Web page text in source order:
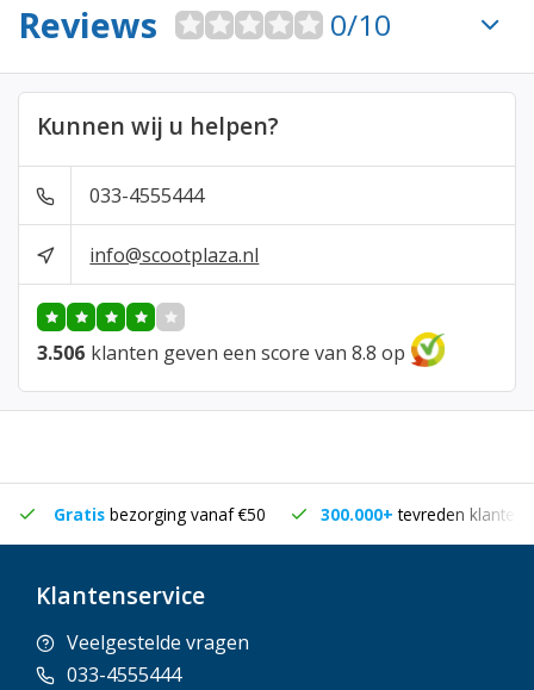
Reviews 0/10
Kunnen wij u helpen?
033-4555444
info@scootplaza.nl
3.506 klanten geven een score van 8.8 op
Gratis bezorging vanaf €50 300.000+tevreden klanten
Klantenservice
Veelgestelde vragen
033-4555444